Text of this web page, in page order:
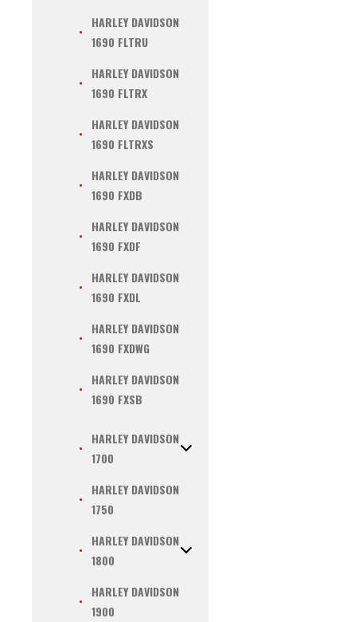
HARLEY DAVIDSON
1690 FLTRU
HARLEY DAVIDSON
1690 FLTRX
HARLEY DAVIDSON
1690 FLTRXS
HARLEY DAVIDSON
1690 FXDB
HARLEY DAVIDSON
1690 FXDF
HARLEY DAVIDSON
1690 FXDL
HARLEY DAVIDSON
1690 FXDWG
HARLEY DAVIDSON
1690 FXSB
HARLEY DAVIDSON
1700
HARLEY DAVIDSON
1750
HARLEY DAVIDSON
1800
HARLEY DAVIDSON
1900